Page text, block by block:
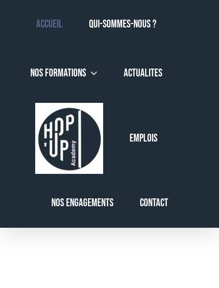
Accueil QUI-SOMMES-NOUS ?
NOS FORMATIONS ACTUALITES
EMPLOIS
NOS ENGAGEMENTS CONTACT